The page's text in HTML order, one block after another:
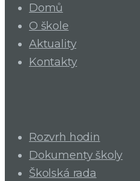
Domů
O škole
Aktuality
Kontakty
Rozvrh hodin
Dokumenty školy
Školská rada